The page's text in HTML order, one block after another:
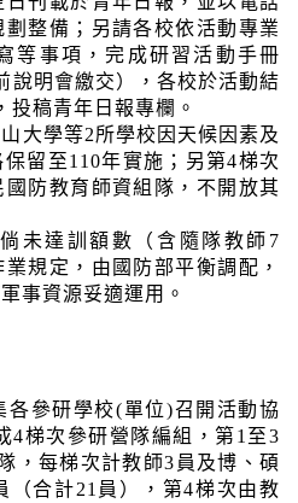
整備；另請各校依活動專業
等事項，完成研習活動手冊
說明會繳交），各校於活動結
投稿青年日報專欄。
大學等2所學校因天候因素及
留至110年實施；另第4梯次
防教育師資組隊，不開放其
未達訓額數（含隨隊教師7
規定，由國防部平衡調配，
事資源妥適運用。
各參研學校(單位)召開活動協
4梯次參研營隊編組，第1至3
，每梯次計教師3員及博、碩
（合計21員），第4梯次由教